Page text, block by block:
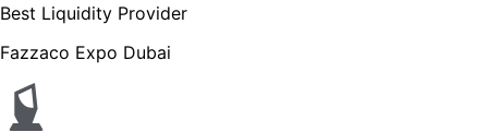
Best Liquidity Provider
Fazzaco Expo Dubai